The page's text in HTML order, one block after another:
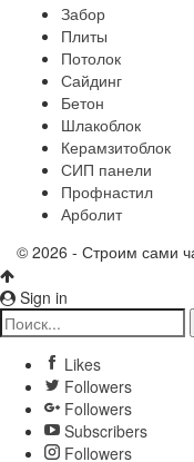
Забор
Плиты
Потолок
Сайдинг
Бетон
Шлакоблок
Керамзитоблок
СИП панели
Профнастил
Арболит
© 2026 - Строим сами
Sign in
Likes
Followers
Followers
Subscribers
Followers